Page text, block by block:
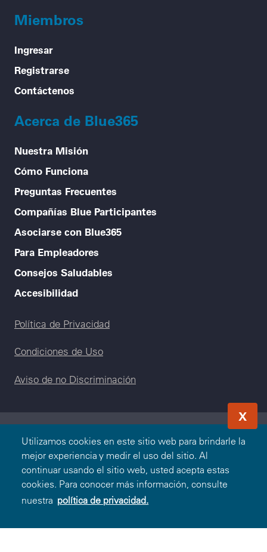
Utilizamos cookies en este sitio web para brindarle la
mejor experiencia y medir el uso del sitio. Al
continuar usando el sitio web, usted acepta estas
cookies. Para conocer más información, consulte
nuestra política de privacidad.
X
Miembros
Ingresar
Registrarse
Contáctenos
Acerca de Blue365
Nuestra Misión
Cómo Funciona
Preguntas Frecuentes
Compañías Blue Participantes
Asociarse con Blue365
Para Empleadores
Consejos Saludables
Accesibilidad
Legal menu
Política de Privacidad
Condiciones de Uso
Aviso de no Discriminación
© 2000-2026 Blue Cross and Blue Shield Association —
Todos los Derechos Reservados. El programa Blue365 es
presentado a usted por Blue Cross and Blue Shield
Association. Blue Cross and Blue Shield Association es una
asociación de Compañías Blue Cross y/o Blue Shield